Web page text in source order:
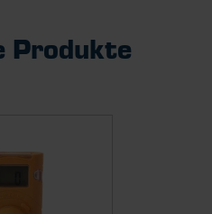
Produkte